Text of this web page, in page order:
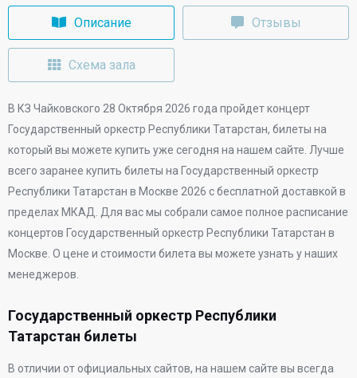
Описание Отзывы
Схема зала
В КЗ Чайковского 28 Октября 2026 года пройдет концерт
Государственный оркестр Республики Татарстан, билеты на
который вы можете купить уже сегодня на нашем сайте. Лучше
всего заранее купить билеты на Государственный оркестр
Республики Татарстан в Москве 2026 с бесплатной доставкой в
пределах МКАД. Для вас мы собрали самое полное расписание
концертов Государственный оркестр Республики Татарстан в
Москве. О цене и стоимости билета вы можете узнать у наших
менеджеров.
Государственный оркестр Республики
Татарстан билеты
В отличии от официальных сайтов, на нашем сайте вы всегда